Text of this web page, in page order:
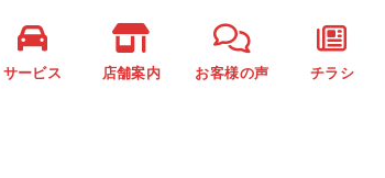
サービス 店舗案内 お客様の声 チラシ